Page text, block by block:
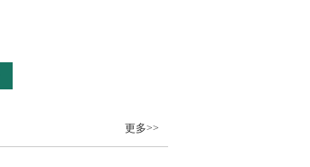
更多>>